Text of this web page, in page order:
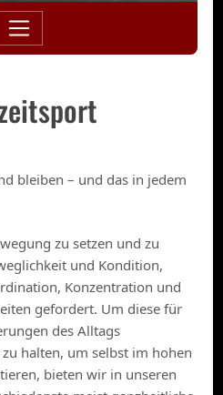
bleiben – und das in jedem
zu setzen und zu
und Kondition,
Konzentration und
gefordert. Um diese für
des Alltags
halten, um selbst im hohen
bieten wir in unseren